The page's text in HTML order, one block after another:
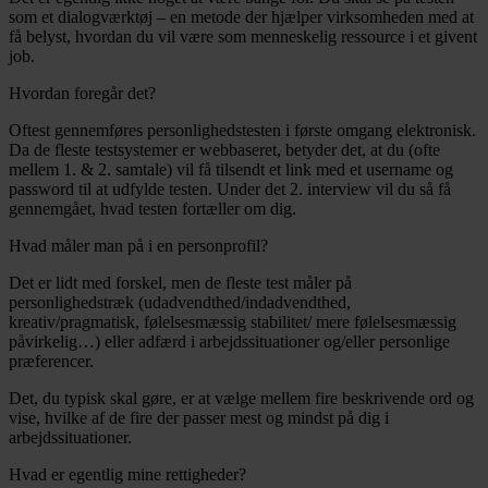
som et dialogværktøj – en metode der hjælper virksomheden med at
få belyst, hvordan du vil være som menneskelig ressource i et givent
job.
Hvordan foregår det?
Oftest gennemføres personlighedstesten i første omgang elektronisk.
Da de fleste testsystemer er webbaseret, betyder det, at du (ofte
mellem 1. & 2. samtale) vil få tilsendt et link med et username og
password til at udfylde testen. Under det 2. interview vil du så få
gennemgået, hvad testen fortæller om dig.
Hvad måler man på i en personprofil?
Det er lidt med forskel, men de fleste test måler på
personlighedstræk (udadvendthed/indadvendthed,
kreativ/pragmatisk, følelsesmæssig stabilitet/ mere følelsesmæssig
påvirkelig…) eller adfærd i arbejdssituationer og/eller personlige
præferencer.
Det, du typisk skal gøre, er at vælge mellem fire beskrivende ord og
vise, hvilke af de fire der passer mest og mindst på dig i
arbejdssituationer.
Hvad er egentlig mine rettigheder?